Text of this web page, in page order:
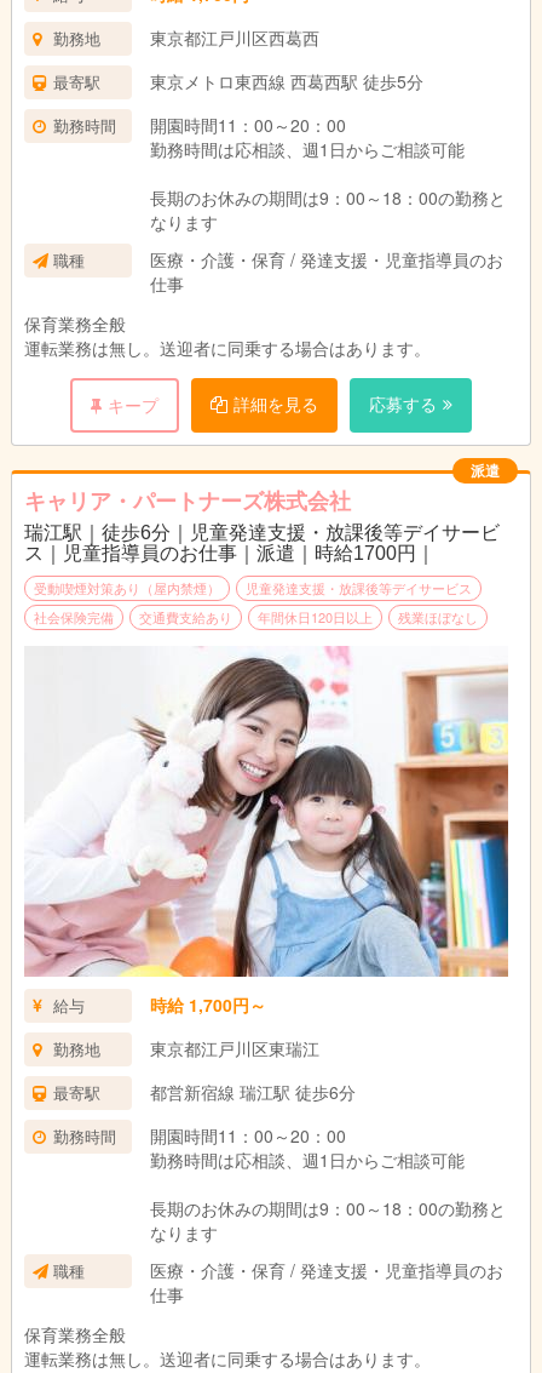
勤務地 東京都江戸川区西葛西
最寄駅 東京メトロ東西線 西葛西駅 徒歩5分
勤務時間
開園時間11：00～20：00
勤務時間は応相談、週1日からご相談可能
長期のお休みの期間は9：00～18：00の勤務と
なります
職種
医療・介護・保育 / 発達支援・児童指導員のお
仕事
保育業務全般
運転業務は無し。送迎者に同乗する場合はあります。
キープ 詳細を見る 応募する
派遣
キャリア・パートナーズ株式会社
瑞江駅｜徒歩6分｜児童発達支援・放課後等デイサービ
ス｜児童指導員のお仕事｜派遣｜時給1700円｜
受動喫煙対策あり（屋内禁煙）
児童発達支援・放課後等デイサービス
社会保険完備
交通費支給あり 年間休日120日以上 残業ほぼなし
給与 時給 1,700円～
勤務地 東京都江戸川区東瑞江
最寄駅 都営新宿線 瑞江駅 徒歩6分
勤務時間
開園時間11：00～20：00
勤務時間は応相談、週1日からご相談可能
長期のお休みの期間は9：00～18：00の勤務と
なります
職種
医療・介護・保育 / 発達支援・児童指導員のお
仕事
保育業務全般
運転業務は無し。送迎者に同乗する場合はあります。